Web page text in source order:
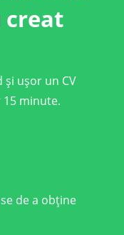
creat
și ușor un CV
minute.
de a obține